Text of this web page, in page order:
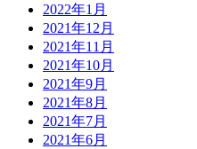
2022年1月
2021年12月
2021年11月
2021年10月
2021年9月
2021年8月
2021年7月
2021年6月